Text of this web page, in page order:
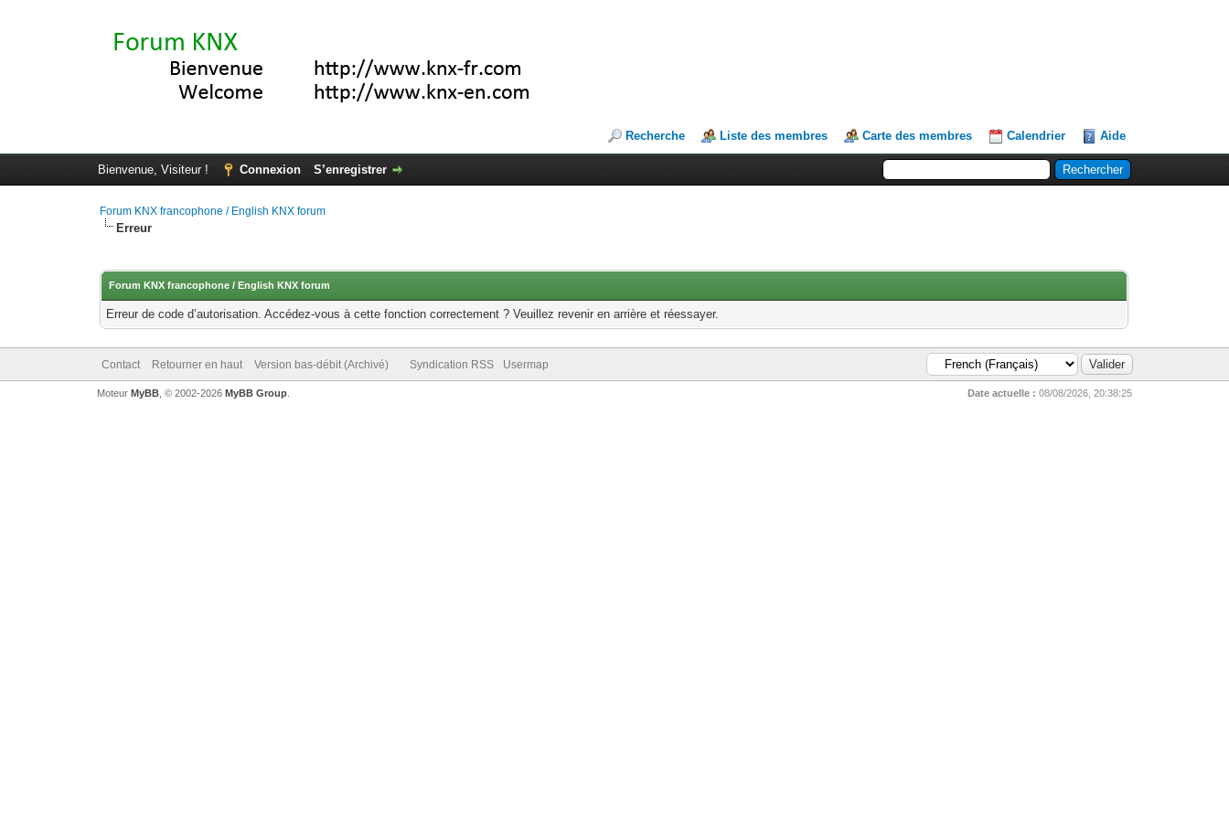
Recherche Liste des membres Carte des membres Calendrier Aide
Bienvenue, Visiteur ! Connexion S’enregistrer
Forum KNX francophone / English KNX forum
Erreur
Forum KNX francophone / English KNX forum
Erreur de code d’autorisation. Accédez-vous à cette fonction correctement ? Veuillez revenir en arrière et réessayer.
Contact Retourner en haut Version bas-débit (Archivé) Syndication RSS Usermap
Date actuelle : 08/08/2026, 20:38:25
Moteur MyBB, © 2002-2026 MyBB Group.